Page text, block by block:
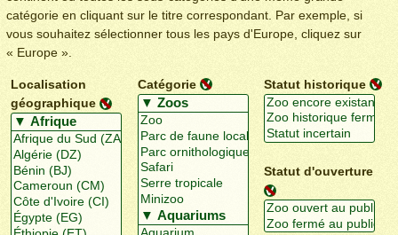
catégorie en cliquant sur le titre correspondant. Par exemple, si
vous souhaitez sélectionner tous les pays d'Europe, cliquez sur
« Europe ».
Localisation
géographique
Catégorie Statut historique
Statut d'ouverture